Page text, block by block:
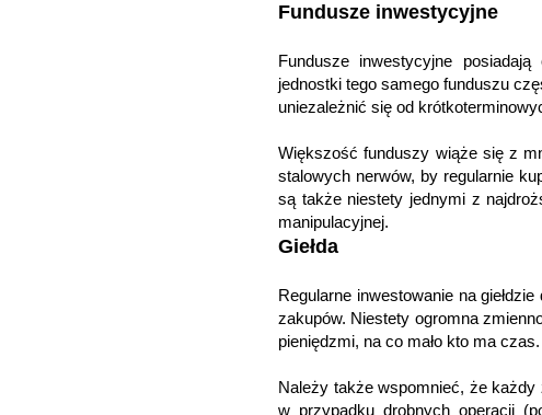
Fundusze inwestycyjne
Fundusze inwestycyjne
jednostki tego samego funduszu
uniezależnić się od
Większość funduszy wiąże się z
stalowych nerwów, by regularnie
są także niestety jednymi z
manipulacyjnej.
Giełda
Regularne inwestowanie na
zakupów. Niestety ogromna
pieniędzmi, na co mało kto ma czas.
Należy także wspomnieć, że
w przypadku drobnych operacji